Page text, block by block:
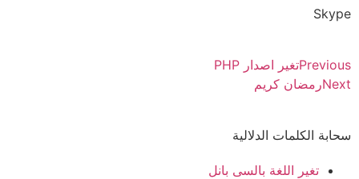
Skype
Previousتغير اصدار PHP
Nextرمضان كريم
سحابة الكلمات الدلالية
تغير اللغة بالسى بانل